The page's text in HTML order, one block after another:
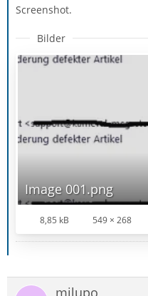
Screenshot.
Bilder
Image 001.png
8,85 kB 549 × 268
milupo